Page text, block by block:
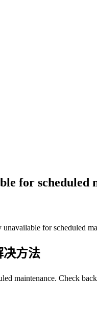
for scheduled
for scheduled
决方法
maintenance. Check